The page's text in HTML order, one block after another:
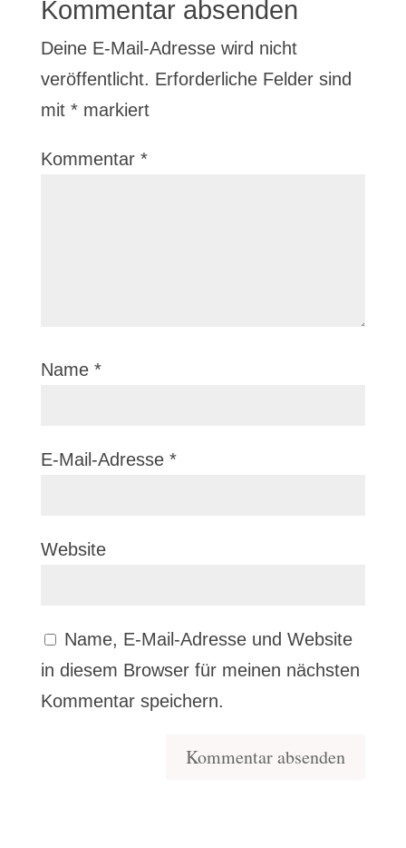
Kommentar absenden
Deine E-Mail-Adresse wird nicht
veröffentlicht. Erforderliche Felder sind
mit *markiert
Kommentar *
Name *
E-Mail-Adresse *
Website
Name, E-Mail-Adresse und Website
in diesem Browser für meinen nächsten
Kommentar speichern.